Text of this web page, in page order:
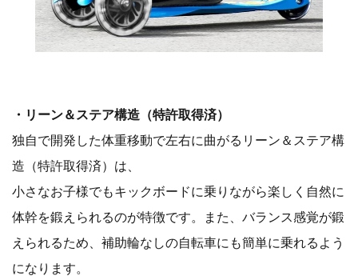
・リーン＆ステア構造（特許取得済）
独自で開発した体重移動で左右に曲がるリーン＆ステア構
造（特許取得済）は、
小さなお子様でもキックボードに乗りながら楽しく自然に
体幹を鍛えられるのが特徴です。また、バランス感覚が鍛
えられるため、補助輪なしの自転車にも簡単に乗れるよう
になります。